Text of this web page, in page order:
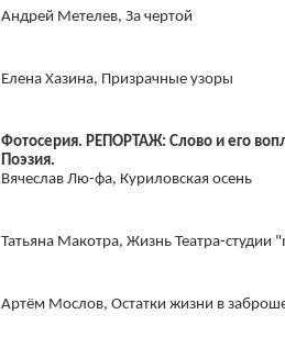
Андрей Метелев, За чертой
Елена Хазина, Призрачные узоры
Фотосерия. РЕПОРТАЖ: Слово и его
Поэзия.
Вячеслав Лю-фа, Куриловская осень
Татьяна Макотра, Жизнь Театра-студии
Артём Мослов, Остатки жизни в